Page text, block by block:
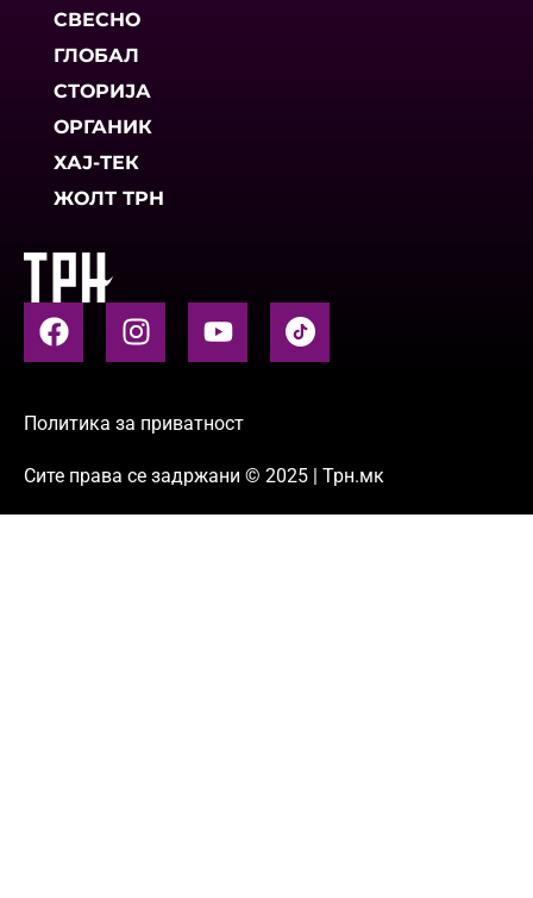
СВЕСНО
ГЛОБАЛ
СТОРИЈА
ОРГАНИК
ХАЈ-ТЕК
ЖОЛТ ТРН
Политика за приватност
Сите права се задржани © 2025 | Трн.мк